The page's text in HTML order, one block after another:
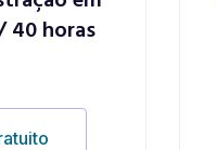
40 horas